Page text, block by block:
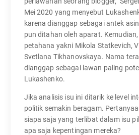
Mei 2020 yang menyebut
karena dianggap sebagai antek
pun ditahan oleh aparat.
petahana yakni Mikola Statkevich,
Svetlana Tikhanovskaya. Nama
dianggap sebagai lawan paling
Lukashenko.
Jika analisis isu ini ditarik ke level
politik semakin beragam.
siapa saja yang terlibat dalam isu
apa saja kepentingan mereka?